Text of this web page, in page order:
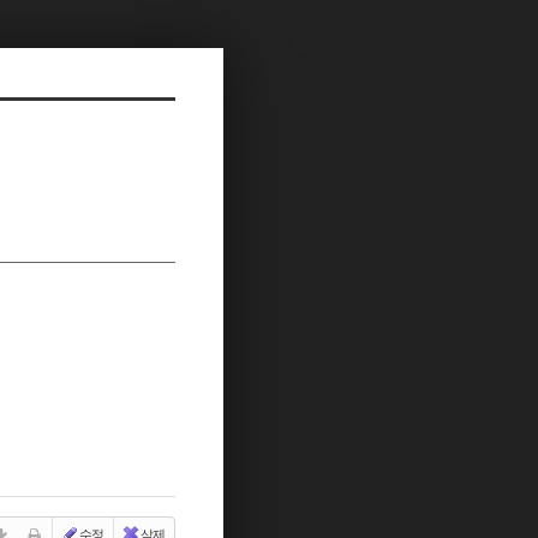
수정 삭제